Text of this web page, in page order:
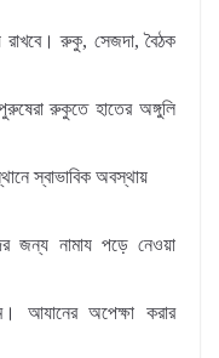
রাখবে। রুকু, সেজদা, বৈঠক
রুকুতে হাতের অঙ্গুলি
স্বাভাবিক অবস্থায়
জন্য নামায পড়ে নেওয়া
আযানের অপেক্ষা করার